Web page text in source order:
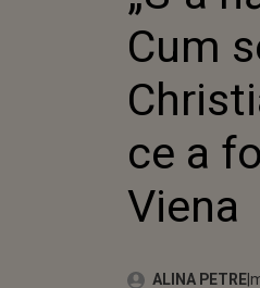
Cum
ce a
Viena
Autor:ALINA PETRE